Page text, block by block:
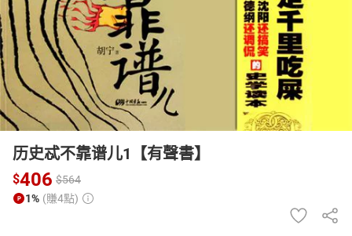
日本購物 電子/紙本書
HOT
历史忒不靠谱儿1【有聲書】
$406 $564
1% (賺4點)